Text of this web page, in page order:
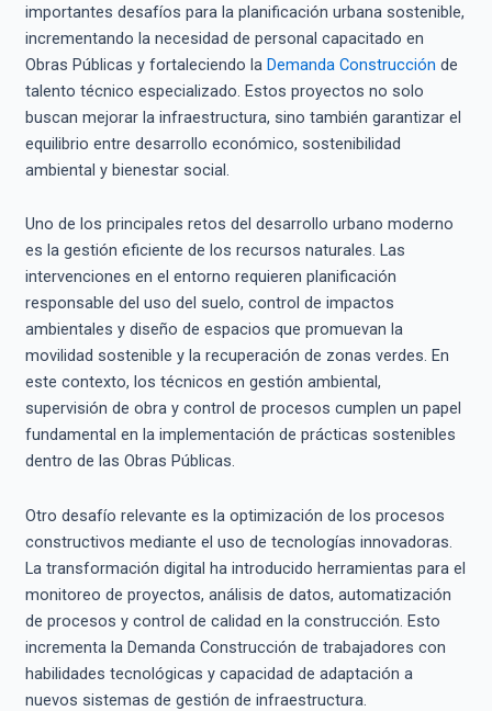
importantes desafíos para la planificación urbana sostenible,
incrementando la necesidad de personal capacitado en
Obras Públicas y fortaleciendo la Demanda Construcción de
talento técnico especializado. Estos proyectos no solo
buscan mejorar la infraestructura, sino también garantizar el
equilibrio entre desarrollo económico, sostenibilidad
ambiental y bienestar social.
Uno de los principales retos del desarrollo urbano moderno
es la gestión eficiente de los recursos naturales. Las
intervenciones en el entorno requieren planificación
responsable del uso del suelo, control de impactos
ambientales y diseño de espacios que promuevan la
movilidad sostenible y la recuperación de zonas verdes. En
este contexto, los técnicos en gestión ambiental,
supervisión de obra y control de procesos cumplen un papel
fundamental en la implementación de prácticas sostenibles
dentro de las Obras Públicas.
Otro desafío relevante es la optimización de los procesos
constructivos mediante el uso de tecnologías innovadoras.
La transformación digital ha introducido herramientas para el
monitoreo de proyectos, análisis de datos, automatización
de procesos y control de calidad en la construcción. Esto
incrementa la Demanda Construcción de trabajadores con
habilidades tecnológicas y capacidad de adaptación a
nuevos sistemas de gestión de infraestructura.